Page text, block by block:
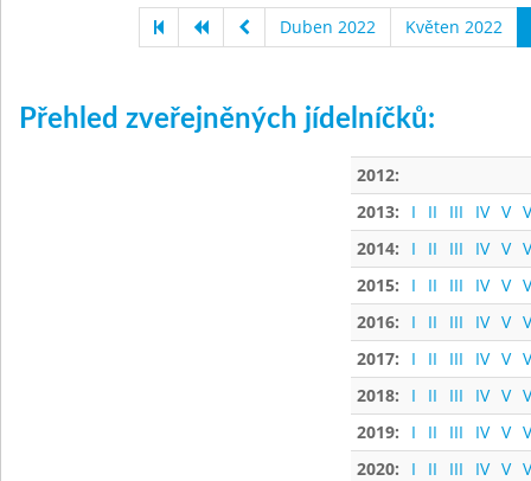
Duben 2022 Květen 2022
Přehled zveřejněných jídelníčků:
2012:
2013:
I II III IV V
2014:
I II III IV V
2015:
I II III IV V
2016:
I II III IV V
2017:
I II III IV V
2018:
I II III IV V
2019:
I II III IV V
2020:
I II III IV V